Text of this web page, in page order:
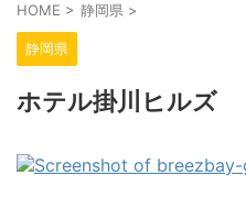
HOME > 静岡県 >
静岡県
ホテル掛川ヒルズ